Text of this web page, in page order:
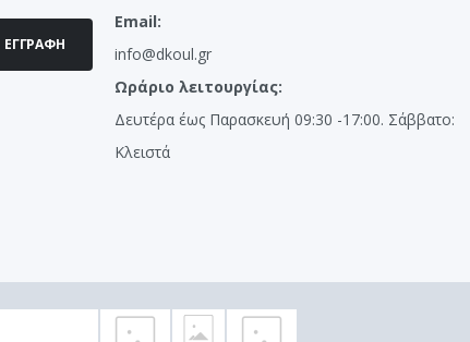
ΕΓΓΡΑΦΉ
Email:
info@dkoul.gr
Ωράριο λειτουργίας:
Δευτέρα έως Παρασκευή 09:30 -17:00. Σάββατο:
Κλειστά